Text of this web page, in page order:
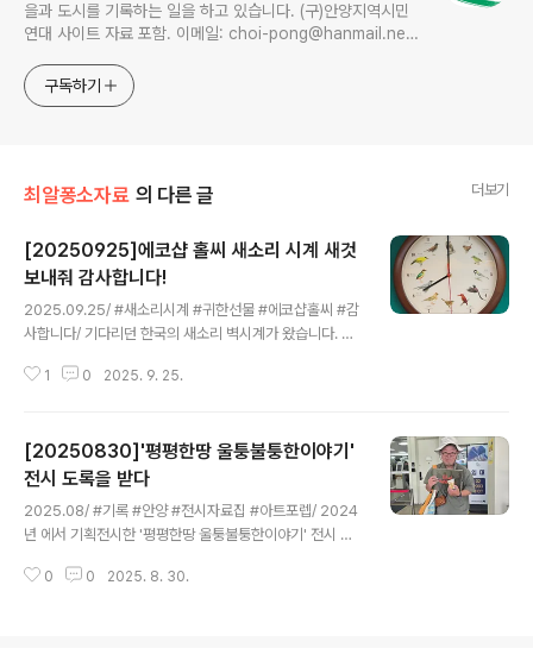
을과 도시를 기록하는 일을 하고 있습니다. (구)안양지역시민
연대 사이트 자료 포함. 이메일: choi-pong@hanmail.net
구독하기
최알퐁소자료 의 다른 글 더보기
[20250925]에코샵 홀씨 새소리 시계 새것
보내줘 감사합니다!
2025.09.25/ #새소리시계 #귀한선물 #에코샵홀씨 #감
사합니다/ 기다리던 한국의 새소리 벽시계가 왔습니다. 오
제작한 새소리 벽시계.를 선물 받은 이후 매일 매시각마다
월 27일 서울 금천구에 있는 에코샵 홀씨 매장을 방문해
수리를 맡겼습니다. 수리한 시계가 오지않고 소식이 없기
에 전화를 한바 전자무브멘트가 고장났는데 수리를 의뢰한
시계가 단종된 제품이라 새 제품울 보내줘도 괜찮겠느냐고
합니다. 관계자의 말에 그야말로 감동을 받았지요. 더불어
친절하게도 수리를 의뢰할대 넣었던 건전지를 비닐봉투에
1 0 2025. 9. 25.
[20250830]'평평한땅 울퉁불퉁한이야기'
전시 도록을 받다
2025.08/ #기록 #안양 #전시자료집 #아트포렙/ 2024
년 에서 기획전시한 '평평한땅 울퉁불퉁한이야기' 전시 도
을 주기 위해 가 협력공동체로 참여해 안양에 대한 기록과
0 0 2025. 8. 30.